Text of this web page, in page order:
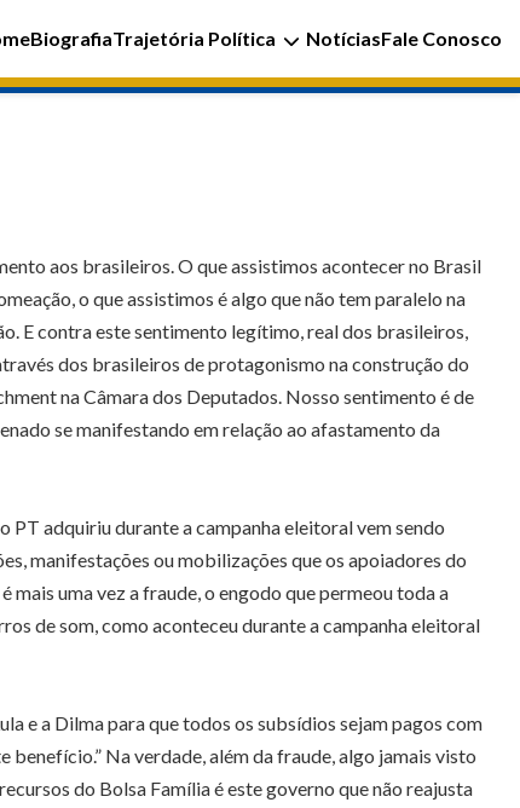
BiografiaTrajetória Política NotíciasFale Conosco
aos brasileiros. O que assistimos acontecer no Brasil
o que assistimos é algo que não tem paralelo na
E contra este sentimento legítimo, real dos brasileiros,
dos brasileiros de protagonismo na construção do
na Câmara dos Deputados. Nosso sentimento é de
se manifestando em relação ao afastamento da
adquiriu durante a campanha eleitoral vem sendo
manifestações ou mobilizações que os apoiadores do
uma vez a fraude, o engodo que permeou toda a
de som, como aconteceu durante a campanha eleitoral
e a Dilma para que todos os subsídios sejam pagos com
benefício.” Na verdade, além da fraude, algo jamais visto
do Bolsa Família é este governo que não reajusta